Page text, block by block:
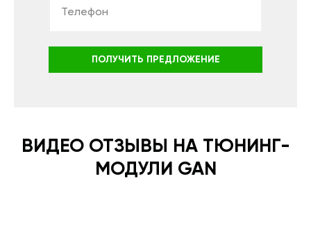
ПОЛУЧИТЬ ПРЕДЛОЖЕНИЕ
ВИДЕО ОТЗЫВЫ НА ТЮНИНГ-
МОДУЛИ GAN